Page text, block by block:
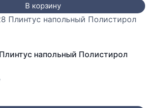
В корзину
напольный Полистирол